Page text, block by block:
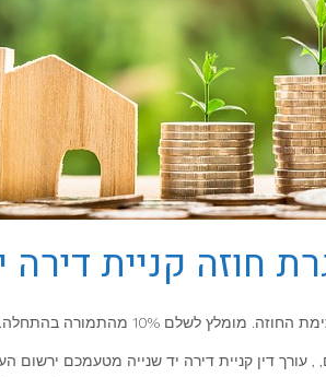
חוזה קניית דירה
לשלם 10% מהתמורה בהתחלה.
ככל הניתן עד 2 ימי עסקים, , עורך דין קניית דירה יד שנייה